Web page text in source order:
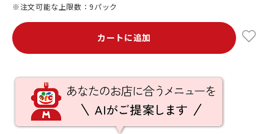
※注文可能な上限数：9パック
カートに追加